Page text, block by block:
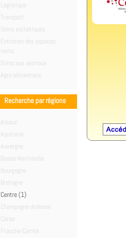
Logistique
Transport
Soins esthétiques
Entretien des espaces
verts
Soins aux animaux
Agro alimentaire
Recherche par régions
Alsace
Aquitaine
Auvergne
Basse-Normandie
Bourgogne
Bretagne
Centre (1)
Champagne-Ardenne
Corse
Franche-Comté